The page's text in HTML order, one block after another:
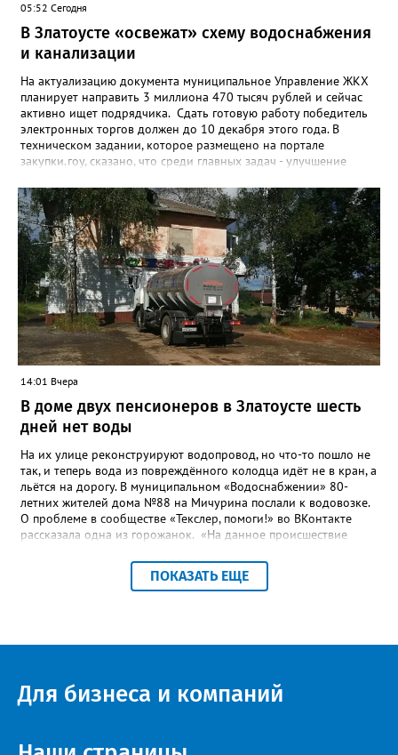
05:52 Сегодня
В Златоусте «освежат» схему водоснабжения
и канализации
На актуализацию документа муниципальное Управление ЖКХ
планирует направить 3 миллиона 470 тысяч рублей и сейчас
активно ищет подрядчика. Сдать готовую работу победитель
электронных торгов должен до 10 декабря этого года. В
техническом задании, которое размещено на портале
закупки.гоу, сказано, что среди главных задач - улучшение
повышение энергоэффективности систем. Кроме электронных
схем, исполнителю нужно разработать предложения по
строительству и реконструкции водоснабжения и канализации,
оценив размер вложений, а также представить перечень
бесхозных объектов и возможные сценарии развития этой
сферы городского хозяйства. В июне 2025 года
«Златоуст.инфо» сообщал о подобных торгах. Тогда цена
вопроса была почти в три раза выше - 9 миллионов 13 тысяч
486 рублей, а в списке работ была разработка электронной
системы ливнёвок.
14:01 Вчера
В доме двух пенсионеров в Златоусте шесть
дней нет воды
На их улице реконструируют водопровод, но что-то пошло не
так, и теперь вода из повреждённого колодца идёт не в кран, а
льётся на дорогу. В муниципальном «Водоснабжении» 80-
летних жителей дома №88 на Мичурина послали к водовозке.
О проблеме в сообществе «Текслер, помоги!» во ВКонтакте
рассказала одна из горожанок. «На данное происшествие
гл.инженера Шепелева А.Н. из обслуживающей организации
МУП ЗГО "Златоустовское Водоснабжение" ул. Островского, 7,
пунктуация авторские). Под обращением есть комментарий
посёлке и работать приходится в сложных условиях горной
местности. «К сожалению, в процессе бурения иногда
малого диаметра, - отмечает Olga Vyacheslavovna. - Зачастую
ПОКАЗАТЬ ЕЩЕ
Для бизнеса и компаний